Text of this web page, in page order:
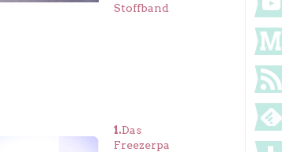
Stoffband
1.Das
Freezerpa